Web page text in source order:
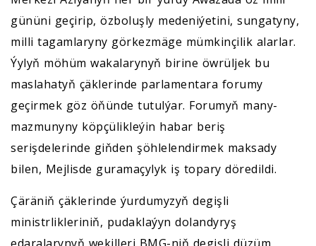
gününi geçirip, özboluşly medeniýetini, sungatyny,
milli tagamlaryny görkezmäge mümkinçilik alarlar.
Ýylyň möhüm wakalarynyň birine öwrüljek bu
maslahatyň çäklerinde parlamentara forumy
geçirmek göz öňünde tutulýar. Forumyň many-
mazmunyny köpçülikleýin habar beriş
serişdelerinde giňden şöhlelendirmek maksady
bilen, Mejlisde guramaçylyk iş topary döredildi.
Çäräniň çäklerinde ýurdumyzyň degişli
ministrlikleriniň, pudaklaýyn dolandyryş